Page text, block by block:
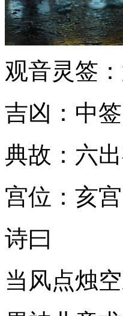
观音灵签
吉凶：中签
典故：六
宫位：亥宫
诗曰
当风点烛